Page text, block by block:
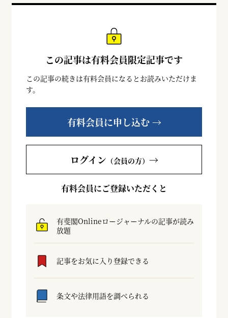
この記事は有料会員限定記事です
この記事の続きは有料会員になるとお読みいただけま
す。
有料会員に申し込む →
ログイン （会員の方） →
有料会員にご登録いただくと
有斐閣Onlineロージャーナルの記事が読み
放題
記事をお気に入り登録できる
条文や法律用語を調べられる